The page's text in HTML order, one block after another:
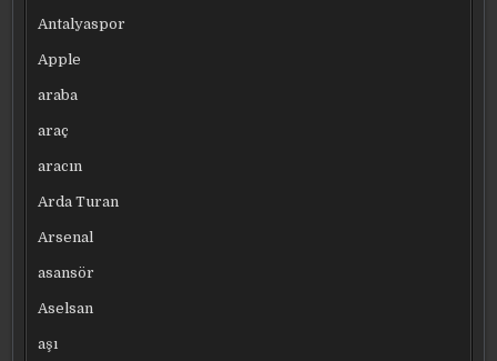
Antalyaspor
Apple
araba
araç
aracın
Arda Turan
Arsenal
asansör
Aselsan
aşı